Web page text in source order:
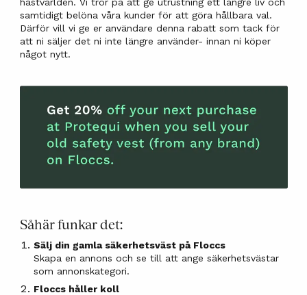
samtidigt belöna våra kunder för att göra hållbara val.
Därför vill vi ge er användare denna rabatt som tack för
att ni säljer det ni inte längre använder- innan ni köper
något nytt.
Såhär funkar det:
Sälj din gamla säkerhetsväst på Floccs
Skapa en annons och se till att ange säkerhetsvästar
som annonskategori.
Floccs håller koll